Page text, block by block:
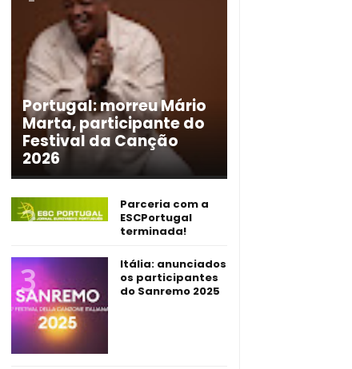
Portugal: morreu Mário
Marta, participante do
Festival da Canção
2026
Parceria com a
ESCPortugal
terminada!
Itália: anunciados
os participantes
do Sanremo 2025